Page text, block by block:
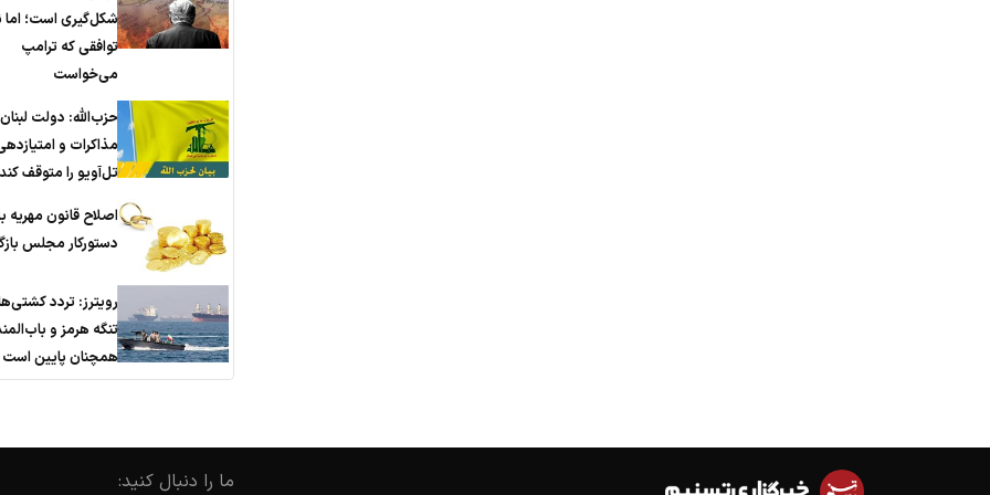
شکل‌گیری است؛ اما
توافقی که ترامپ
می‌خواست
حزب‌الله: دولت لبنان
مذاکرات و
تل‌آویو را متوقف کند
اصلاح قانون مهریه
دستورکار مجلس
رویترز: تردد
تنگه هرمز و
همچنان پایین است
ما را دنبال کنید: